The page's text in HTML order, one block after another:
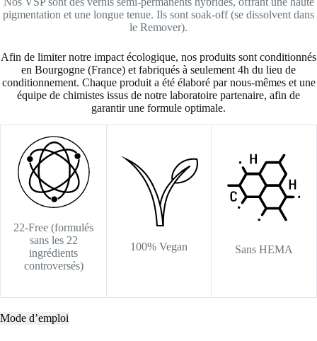
pigmentation et une longue tenue. Ils sont soak-off (se dissolvent dans
le Remover).
Afin de limiter notre impact écologique, nos produits sont conditionnés
en Bourgogne (France) et fabriqués à seulement 4h du lieu de
conditionnement. Chaque produit a été élaboré par nous-mêmes et une
équipe de chimistes issus de notre laboratoire partenaire, afin de
garantir une formule optimale.
22-Free (formulés
sans les 22
ingrédients
controversés)
100% Vegan Sans HEMA
Mode d’emploi